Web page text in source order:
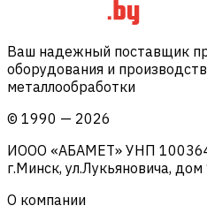
Ваш надежный поставщик
оборудования и
металлообработки
© 1990 — 2026
ИООО «АБАМЕТ» УНП
г.Минск, ул.Лукьяновича, дом
О компании